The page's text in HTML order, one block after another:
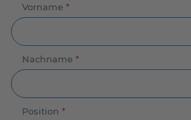
Vorname *
Nachname *
Position *